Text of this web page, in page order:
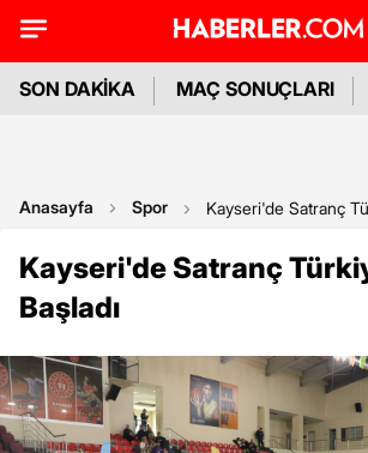
SON DAKİKA MAÇ SONUÇLARI
Anasayfa Spor Kayseri'de Satranç
Kayseri'de Satranç
Başladı